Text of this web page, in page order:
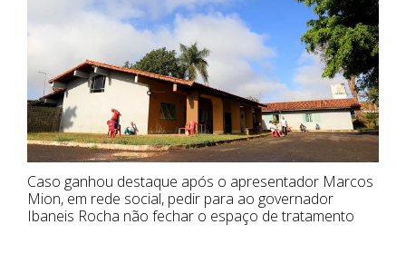
Caso ganhou destaque após o apresentador Marcos
Mion, em rede social, pedir para ao governador
Ibaneis Rocha não fechar o espaço de tratamento